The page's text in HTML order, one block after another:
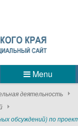
Menu
деятельность
обсуждений) по